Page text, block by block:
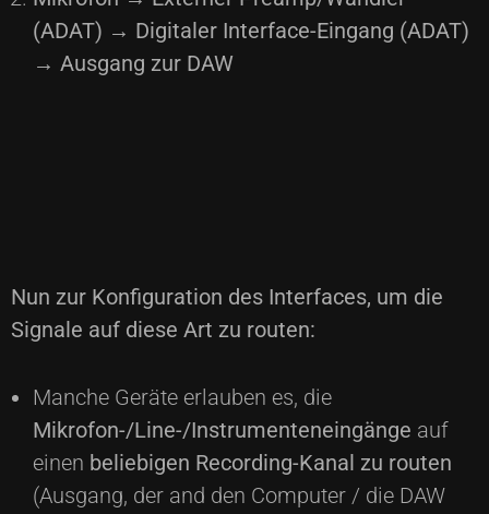
(ADAT) → Digitaler Interface-Eingang (ADAT)
→ Ausgang zur DAW
Nun zur Konfiguration des Interfaces, um die
Signale auf diese Art zu routen:
Manche Geräte erlauben es, die
Mikrofon-/Line-/Instrumenteneingänge auf
einen beliebigen Recording-Kanal zu routen
(Ausgang, der and den Computer / die DAW